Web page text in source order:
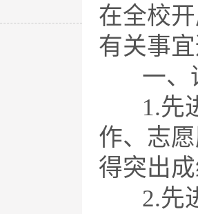
在全校
有关事
一、
1.先进
作、志
得突出
2.先进